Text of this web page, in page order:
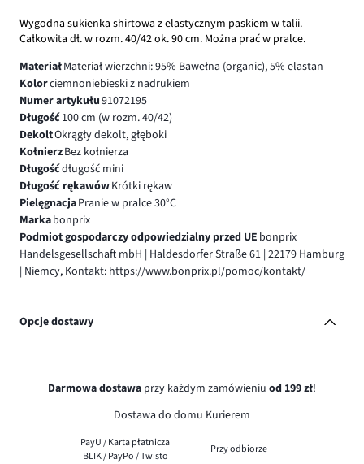
Wygodna sukienka shirtowa z elastycznym paskiem w talii.
Całkowita dł. w rozm. 40/42 ok. 90 cm. Można prać w pralce.
MateriałMateriał wierzchni: 95% Bawełna (organic), 5% elastan
Kolorciemnoniebieski z nadrukiem
Numer artykułu91072195
Długość100 cm (w rozm. 40/42)
DekoltOkrągły dekolt, głęboki
KołnierzBez kołnierza
Długośćdługość mini
Długość rękawówKrótki rękaw
PielęgnacjaPranie w pralce 30°C
Markabonprix
Podmiot gospodarczy odpowiedzialny przed UE bonprix
Handelsgesellschaft mbH | Haldesdorfer Straße 61 | 22179 Hamburg
| Niemcy, Kontakt: https://www.bonprix.pl/pomoc/kontakt/
Opcje dostawy
Darmowa dostawa przy każdym zamówieniu od 199 zł!
Dostawa do domu Kurierem
PayU / Karta płatnicza
BLIK / PayPo / Twisto
Przy odbiorze